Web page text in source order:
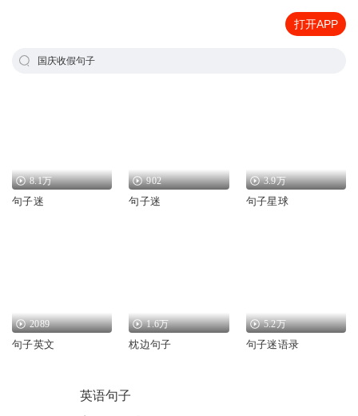
打开APP
国庆收假句子
8.1万
句子迷
902
句子迷
3.9万
句子星球
2089
句子英文
1.6万
枕边句子
5.2万
句子迷语录
英语句子